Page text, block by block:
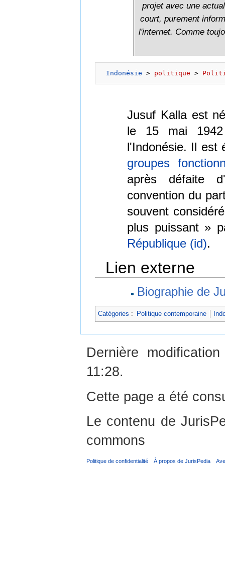
projet avec une
court, purement
l'internet. Comme
Indonésie > politique >
Jusuf Kalla est
le 15 mai
l'Indonésie. Il est
groupes
après défaite
convention du
souvent
plus puissant »
République (id).
Lien externe
Biographie de
Catégories : Politique contemporaine
Dernière
11:28.
Cette page a été
Le contenu de
commons
Politique de confidentialité À propos de JurisPedia